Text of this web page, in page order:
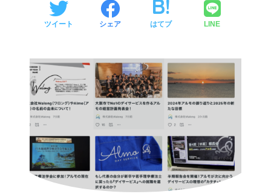
ツイート シェア はてブ LINE